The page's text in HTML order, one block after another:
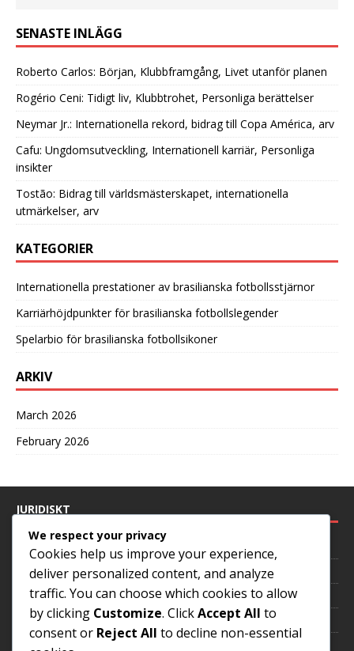
SENASTE INLÄGG
Roberto Carlos: Början, Klubbframgång, Livet utanför planen
Rogério Ceni: Tidigt liv, Klubbtrohet, Personliga berättelser
Neymar Jr.: Internationella rekord, bidrag till Copa América, arv
Cafu: Ungdomsutveckling, Internationell karriär, Personliga
insikter
Tostão: Bidrag till världsmästerskapet, internationella
utmärkelser, arv
KATEGORIER
Internationella prestationer av brasilianska fotbollsstjärnor
Karriärhöjdpunkter för brasilianska fotbollslegender
Spelarbio för brasilianska fotbollsikoner
ARKIV
March 2026
February 2026
JURIDISKT
Dataskyddspolicy
Om oss
Cookies och spårning
Hör av dig
We respect your privacy
Cookies help us improve your experience,
deliver personalized content, and analyze
traffic. You can choose which cookies to allow
by clicking Customize. ClickAccept All to
consent or Reject All to decline non-essential